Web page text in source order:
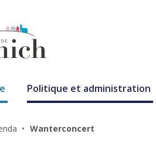
Politique et administration
Wanterconcert